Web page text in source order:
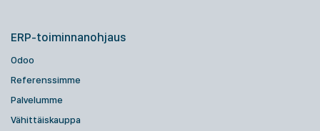
ERP-toiminnanohjaus
Odoo
Referenssimme
Palvelumme
Vähittäiskauppa